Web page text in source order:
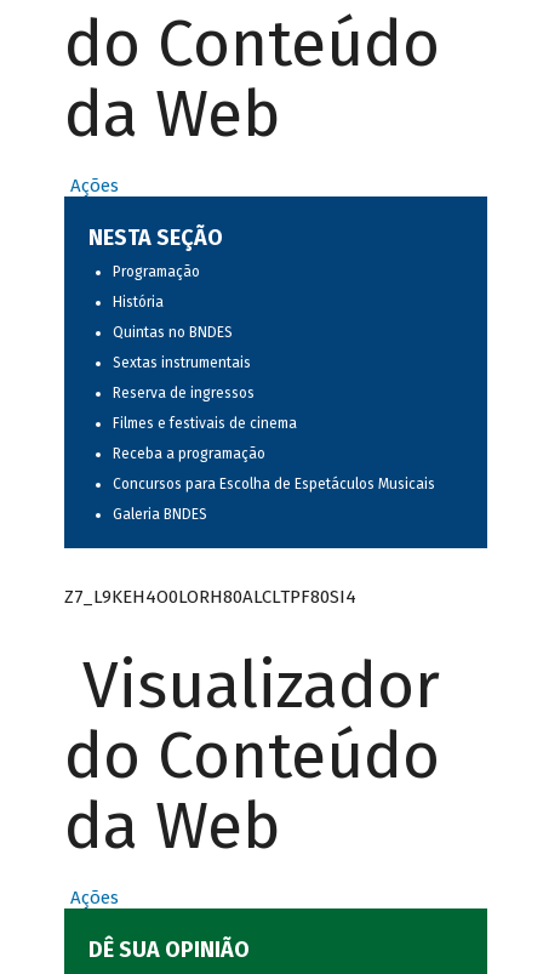
do Conteúdo
da Web
Ações
NESTA SEÇÃO
Programação
História
Quintas no BNDES
Sextas instrumentais
Reserva de ingressos
Filmes e festivais de cinema
Receba a programação
Concursos para Escolha de Espetáculos Musicais
Galeria BNDES
Z7_L9KEH4O0LORH80ALCLTPF80SI4
Visualizador
do Conteúdo
da Web
Ações
DÊ SUA OPINIÃO